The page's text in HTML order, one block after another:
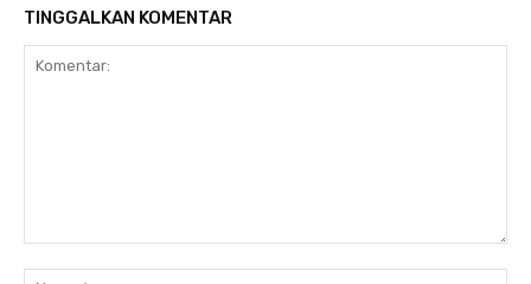
TINGGALKAN KOMENTAR